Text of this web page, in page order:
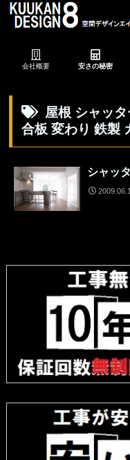
会社概要 安さの秘密
屋根 シャッ
合板 変わり 鉄製
シャッ